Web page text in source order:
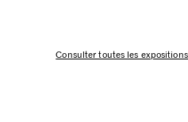
Consulter toutes les